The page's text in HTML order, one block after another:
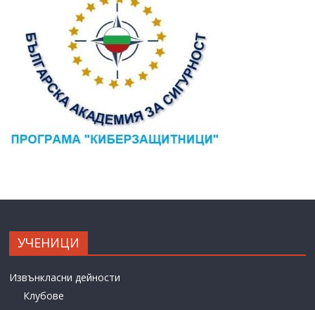
УЧЕНИЦИ
Извънкласни дейности
Клубове